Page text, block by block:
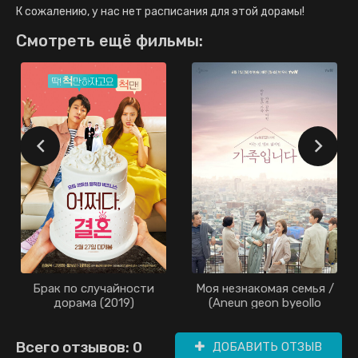
К сожалению, у нас нет расписания для этой дорамы!
Смотреть ещё фильмы:
Брак по случайности
дорама (2019)
Моя незнакомая семья /
(Aneun geon byeollo
(Несмотря на то, что
нам известно немного)
Всего отзывов: 0 ДОБАВИТЬ ОТЗЫВ